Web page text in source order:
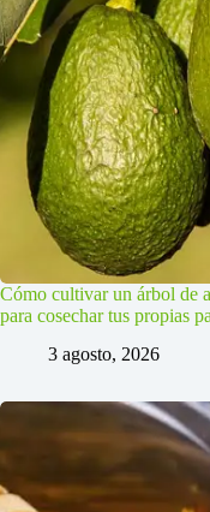
Cómo cultivar un árbol de
para cosechar tus propias
3 agosto, 2026